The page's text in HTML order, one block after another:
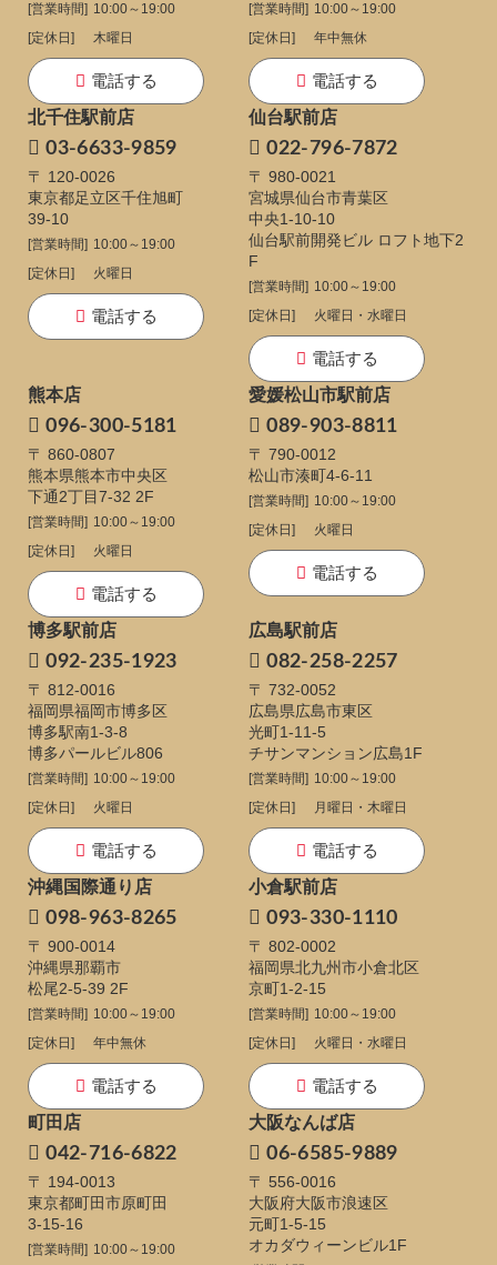
[営業時間] 10:00～19:00
[定休日]
木曜日
電話する
[営業時間] 10:00～19:00
[定休日]
年中無休
電話する
北千住駅前店
03-6633-9859
〒 120-0026
東京都足立区千住旭町
39-10
[営業時間] 10:00～19:00
[定休日]
火曜日
電話する
仙台駅前店
022-796-7872
〒 980-0021
宮城県仙台市青葉区
中央1-10-10
仙台駅前開発ビル ロフト地下2
F
[営業時間] 10:00～19:00
[定休日]
火曜日・水曜日
電話する
熊本店
096-300-5181
〒 860-0807
熊本県熊本市中央区
下通2丁目7-32 2F
[営業時間] 10:00～19:00
[定休日]
火曜日
電話する
愛媛松山市駅前店
089-903-8811
〒 790-0012
松山市湊町4-6-11
[営業時間] 10:00～19:00
[定休日]
火曜日
電話する
博多駅前店
092-235-1923
〒 812-0016
福岡県福岡市博多区
博多駅南1-3-8
博多パールビル806
[営業時間] 10:00～19:00
[定休日]
火曜日
電話する
広島駅前店
082-258-2257
〒 732-0052
広島県広島市東区
光町1-11-5
チサンマンション広島1F
[営業時間] 10:00～19:00
[定休日]
月曜日・木曜日
電話する
沖縄国際通り店
098-963-8265
〒 900-0014
沖縄県那覇市
松尾2-5-39 2F
[営業時間] 10:00～19:00
[定休日]
年中無休
電話する
小倉駅前店
093-330-1110
〒 802-0002
福岡県北九州市小倉北区
京町1-2-15
[営業時間] 10:00～19:00
[定休日]
火曜日・水曜日
電話する
町田店
042-716-6822
〒 194-0013
東京都町田市原町田
3-15-16
[営業時間] 10:00～19:00
大阪なんば店
06-6585-9889
〒 556-0016
大阪府大阪市浪速区
元町1-5-15
オカダウィーンビル1F